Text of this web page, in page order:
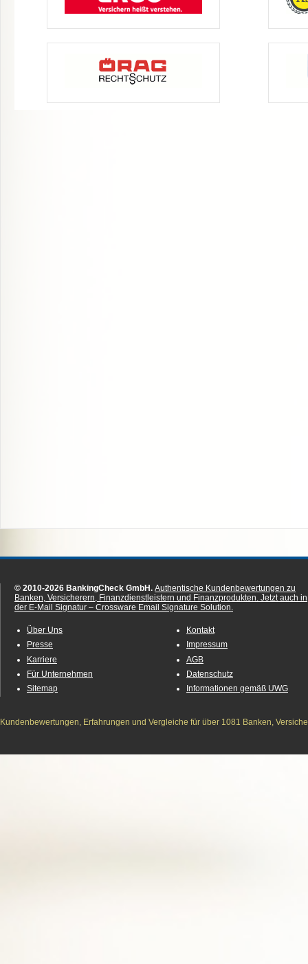
© 2010-2026 BankingCheck GmbH. Authentische Kundenbewertungen zu
Banken, Versicherern, Finanzdienstleistern und Finanzprodukten. Jetzt auch in
der E-Mail Signatur – Crossware Email Signature Solution.
Über Uns
Presse
Karriere
Für Unternehmen
Sitemap
Kontakt
Impressum
AGB
Datenschutz
Informationen gemäß UWG
Kundenbewertungen, Erfahrungen und Vergleiche für über 1081 Banken,